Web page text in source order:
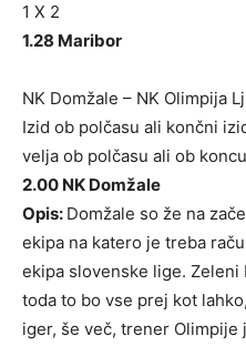
1 X 2
1.28 Maribor
NK Domžale – NK Olimpija
Izid ob polčasu ali končni
velja ob polčasu ali ob
2.00 NK Domžale
Opis: Domžale so že na
ekipa na katero je treba
ekipa slovenske lige.
toda to bo vse prej kot
iger, še več, trener Olimpije